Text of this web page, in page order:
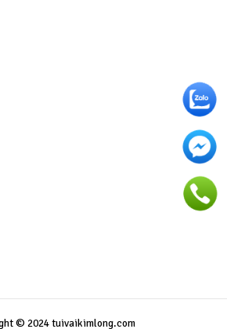
© 2024 tuivaikimlong.com